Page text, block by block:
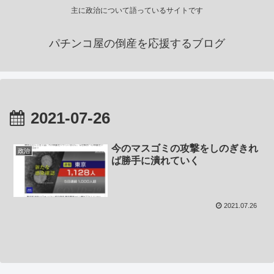
主に政治について語っているサイトです
パチンコ屋の倒産を応援するブログ
2021-07-26
政治
今のマスゴミの攻撃をしのぎきれ
ば勝手に潰れていく
2021.07.26